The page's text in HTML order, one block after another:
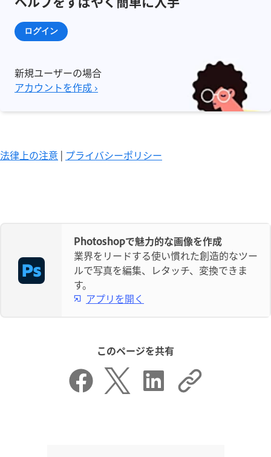
ログイン
新規ユーザーの場合
アカウントを作成 ›
法律上の注意 | プライバシーポリシー
Photoshopで魅力的な画像を作成
業界をリードする使い慣れた創造的なツー
ルで写真を編集、レタッチ、変換できま
す。
アプリを開く
このページを共有